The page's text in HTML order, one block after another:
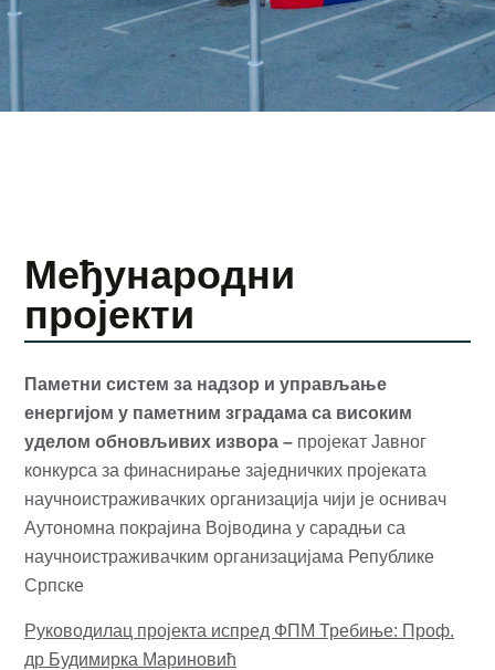
Међународни
пројекти
Паметни систем за надзор и управљање
енергијом у паметним зградама са високим
уделом обновљивих извора – пројекат Јавног
конкурса за финаснирање заједничких пројеката
научноистраживачких организација чији је оснивач
Аутономна покрајина Војводина у сарадњи са
научноистраживачким организацијама Републике
Српске
Руководилац пројекта испред ФПМ Требиње: Проф.
др Будимирка Мариновић